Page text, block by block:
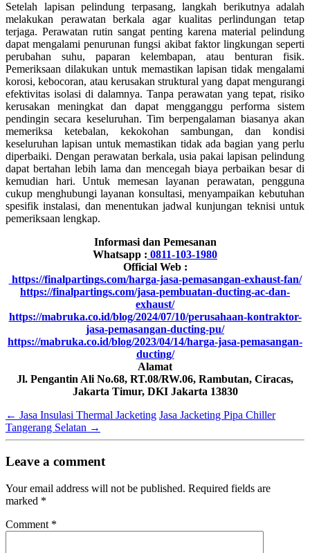
Setelah lapisan pelindung terpasang, langkah berikutnya adalah
melakukan perawatan berkala agar kualitas perlindungan tetap
terjaga. Perawatan rutin sangat penting karena material pelindung
dapat mengalami penurunan fungsi akibat faktor lingkungan seperti
perubahan suhu, paparan kelembapan, atau benturan fisik.
Pemeriksaan dilakukan untuk memastikan lapisan tidak mengalami
korosi, kebocoran, atau kerusakan struktural yang dapat mengurangi
efektivitas isolasi di dalamnya. Tanpa perawatan yang tepat, risiko
kerusakan meningkat dan dapat mengganggu performa sistem
pendingin secara keseluruhan. Tim berpengalaman biasanya akan
memeriksa ketebalan, kekokohan sambungan, dan kondisi
keseluruhan lapisan untuk memastikan tidak ada bagian yang perlu
diperbaiki. Dengan perawatan berkala, usia pakai lapisan pelindung
dapat bertahan lebih lama dan mencegah biaya perbaikan besar di
kemudian hari. Untuk memesan layanan perawatan, pengguna
cukup menghubungi layanan konsultasi, menyampaikan kebutuhan
spesifik instalasi, dan menentukan jadwal kunjungan teknisi untuk
pemeriksaan lengkap.
Informasi dan Pemesanan
Whatsapp : 0811-103-1980
Official Web :
https://finalpartings.com/harga-jasa-pemasangan-exhaust-fan/
https://finalpartings.com/jasa-pembuatan-ducting-ac-dan-
exhaust/
https://mabruka.co.id/blog/2024/07/10/perusahaan-kontraktor-
jasa-pemasangan-ducting-pu/
https://mabruka.co.id/blog/2023/04/14/harga-jasa-pemasangan-
ducting/
Alamat
Jl. Pengantin Ali No.68, RT.08/RW.06, Rambutan, Ciracas,
Jakarta Timur, DKI Jakarta 13830
← Jasa Insulasi Thermal Jacketing Jasa Jacketing Pipa Chiller
Tangerang Selatan →
Leave a comment
Your email address will not be published. Required fields are
marked *
Comment *